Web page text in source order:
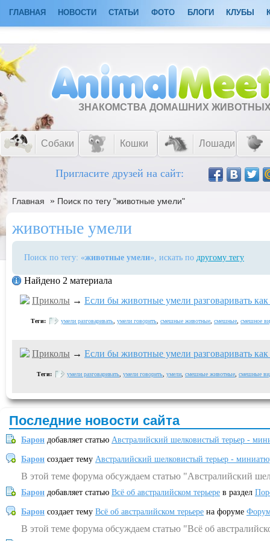
ГЛАВНАЯ НОВОСТИ СТАТЬИ ФОТО БЛОГИ КЛУБЫ
ЗНАКОМСТВА ДОМАШНИХ
Собаки Кошки Лошади
Пригласите друзей на сайт:
Главная » Поиск по тегу "животные умели"
животные умели
Поиск по тегу: «животные умели», искать по другому тегу
Найдено 2 материала
Приколы → Если бы животные умели разговаривать
Теги: умели разговаривать умели говорить смешные животные смешные смешное
Приколы → Если бы животные умели разговаривать
Теги: умели разговаривать умели говорить умели смешные животные смешные
Последние новости сайта
Барон добавляет статью Австралийский шелковистый терьер -
Барон создает тему Австралийский шелковистый терьер -
В этой теме форума обсуждаем статью "Австралийский
Барон добавляет статью Всё об австралийском терьере в раздел
Барон создает тему Всё об австралийском терьере на форуме
В этой теме форума обсуждаем статью "Всё об